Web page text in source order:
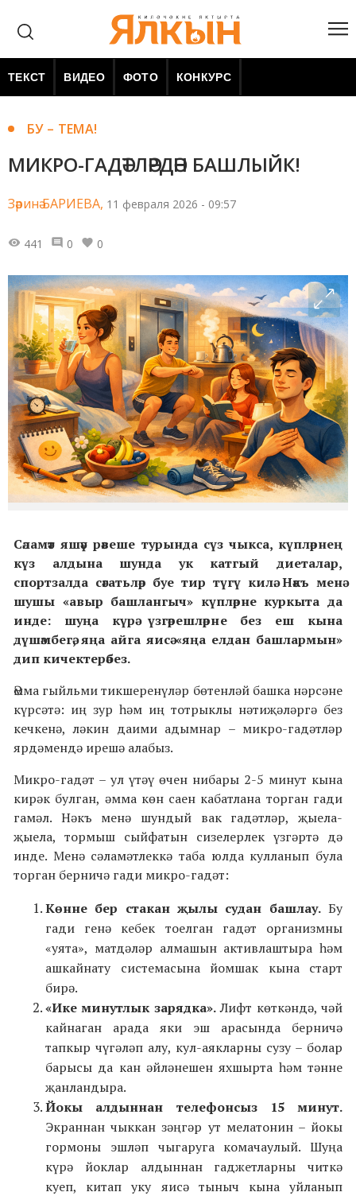
ТЕКСТ ВИДЕО ФОТО КОНКУРС
БУ – ТЕМА!
МИКРО-ГАДӘТЛӘРДӘН БАШЛЫЙК!
Зәринә БАРИЕВА, 11 февраля 2026 - 09:57
441 0 0
Сәламәт яшәү рәвеше турында сүз чыкса, күпләрнең
күз алдына шунда ук катгый диеталар,
спортзалда сәгатьләр буе тир түгү килә.Нәкъ менә
шушы «авыр башлангыч» күпләрне куркыта да
инде: шуңа күрә үзгәрешләрне без еш кына
дүшәмбегә, яңа айга яисә «яңа елдан башлармын»
дип кичектерәбез.
Әмма гыйльми тикшеренүләр бөтенләй башка нәрсәне
күрсәтә: иң зур һәм иң тотрыклы нәтиҗәләргә без
кечкенә, ләкин даими адымнар – микро-гадәтләр
ярдәмендә ирешә алабыз.
Микро-гадәт – ул үтәү өчен нибары 2-5 минут кына
кирәк булган, әмма көн саен кабатлана торган гади
гамәл. Нәкъ менә шундый вак гадәтләр, җыела-
җыела, тормыш сыйфатын сизелерлек үзгәртә дә
инде. Менә сәламәтлеккә таба юлда кулланып була
торган берничә гади микро-гадәт:
Көнне бер стакан җылы судан башлау.Бу
гади генә кебек тоелган гадәт организмны
«уята», матдәләр алмашын активлаштыра һәм
ашкайнату системасына йомшак кына старт
бирә.
«Ике минутлык зарядка».Лифт көткәндә, чәй
кайнаган арада яки эш арасында берничә
тапкыр чүгәләп алу, кул-аякларны сузу – болар
барысы да кан әйләнешен яхшырта һәм тәнне
җанландыра.
Йокы алдыннан телефонсыз 15 минут.
Экраннан чыккан зәңгәр ут мелатонин – йокы
гормоны эшләп чыгаруга комачаулый. Шуңа
күрә йоклар алдыннан гаджетларны читкә
куеп, китап уку яисә тыныч кына уйланып